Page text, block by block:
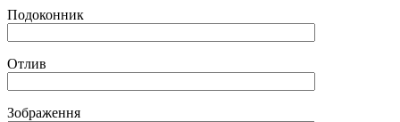
Подоконник
Отлив
Зображення